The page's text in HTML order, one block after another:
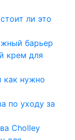
ли это
барьер
крем для
как нужно
по уходу за
Cholley